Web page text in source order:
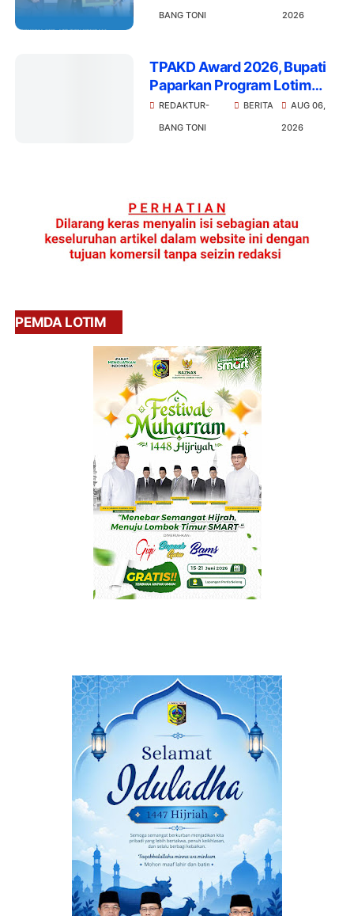
BANG TONI
2026
TPAKD Award 2026, Bupati
Paparkan Program Lotim
Berkembang dan Porang
REDAKTUR-
BANG TONI
BERITA
AUG 06,
2026
PEMDA LOTIM